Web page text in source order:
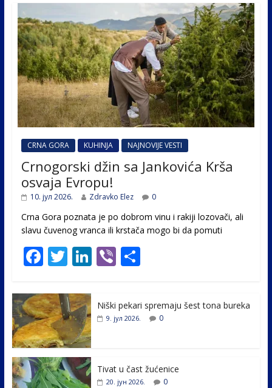
CRNA GORA KUHINJA NAJNOVIJE VESTI
Crnogorski džin sa Jankovića Krša
osvaja Evropu!
10. јул 2026. Zdravko Elez 0
Crna Gora poznata je po dobrom vinu i rakiji lozovači, ali
slavu čuvenog vranca ili krstača mogo bi da pomuti
F
e
b
o
o
k
T
itt
er
Li
e
Vi
er
S
e
Niški pekari spremaju šest tona bureka
9. јул 2026. 0
Tivat u čast žućenice
20. јун 2026. 0